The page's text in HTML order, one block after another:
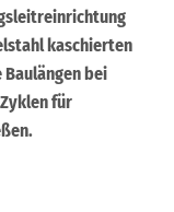
kaschierten
bei
für